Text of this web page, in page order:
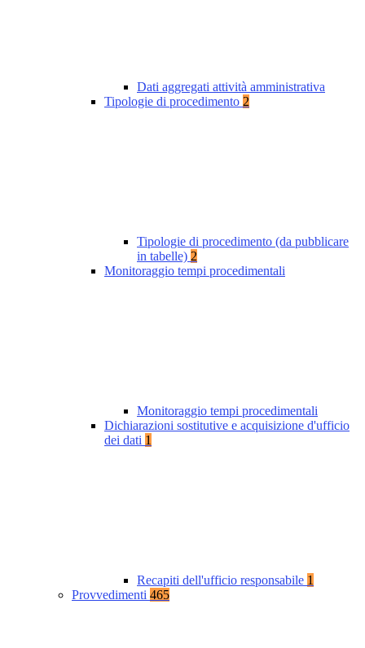
Dati aggregati attività amministrativa
Tipologie di procedimento 2
Tipologie di procedimento (da pubblicare
in tabelle) 2
Monitoraggio tempi procedimentali
Monitoraggio tempi procedimentali
Dichiarazioni sostitutive e acquisizione d'ufficio
dei dati 1
Recapiti dell'ufficio responsabile 1
Provvedimenti 465